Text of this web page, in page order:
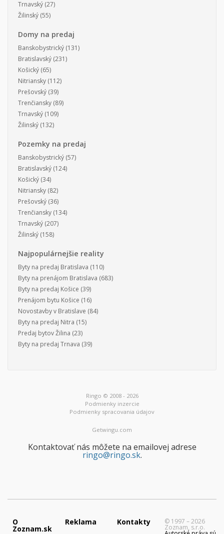
Trnavský (27)
Žilinský (55)
Domy na predaj
Banskobystrický (131)
Bratislavský (231)
Košický (65)
Nitriansky (112)
Prešovský (39)
Trenčiansky (89)
Trnavský (109)
Žilinský (132)
Pozemky na predaj
Banskobystrický (57)
Bratislavský (124)
Košický (34)
Nitriansky (82)
Prešovský (36)
Trenčiansky (134)
Trnavský (207)
Žilinský (158)
Najpopulárnejšie reality
Byty na predaj Bratislava (110)
Byty na prenájom Bratislava (683)
Byty na predaj Košice (39)
Prenájom bytu Košice (16)
Novostavby v Bratislave (84)
Byty na predaj Nitra (15)
Predaj bytov Žilina (23)
Byty na predaj Trnava (39)
Ringo © 2008 - 2026
Podmienky inzercie
Podmienky spracovania údajov
Getwingu.com
Kontaktovať nás môžete na emailovej adrese
ringo@ringo.sk.
O
Zoznam.sk
Reklama Kontakty © 1997 – 2026
Zoznam, s.r.o.